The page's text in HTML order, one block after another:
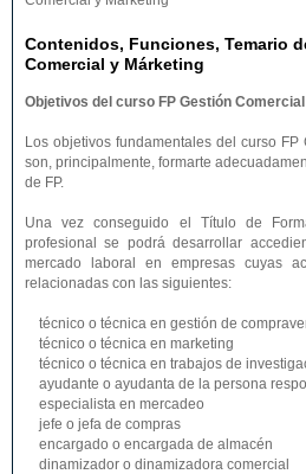
Contenidos, Funciones, Temario
Comercial y Márketing
Objetivos del curso FP Gestión
Los objetivos fundamentales del curso
son, principalmente, formarte
de FP.
Una vez conseguido el Título de
profesional se podrá desarrollar
mercado laboral en empresas cuyas
relacionadas con las siguientes:
técnico o técnica en gestión de
técnico o técnica en marketing
técnico o técnica en trabajos de
ayudante o ayudanta de la persona
especialista en mercadeo
jefe o jefa de compras
encargado o encargada de almacén
dinamizador o dinamizadora comercial